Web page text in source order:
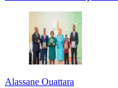
Alassane Ouattara